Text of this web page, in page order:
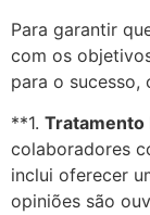
Para garantir
com os
para o sucesso,
**1. Tratamento
colaboradores
inclui oferecer
opiniões são